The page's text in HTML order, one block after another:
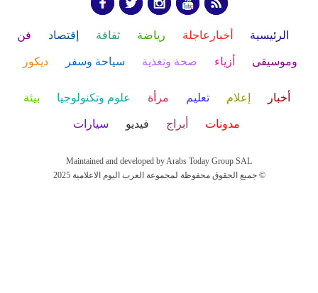
الرئيسية أخبارعاجلة رياضة ثقافة إقتصاد فن
وموسيقى أزياء صحة وتغذية سياحة وسفر ديكور
أخبار إعلام تعليم مرأة علوم وتكنولوجيا بيئة
مدونات أبراج فيديو سيارات
Maintained and developed by Arabs Today Group SAL
جميع الحقوق محفوظة لمجموعة العرب اليوم الاعلامية 2025 ©